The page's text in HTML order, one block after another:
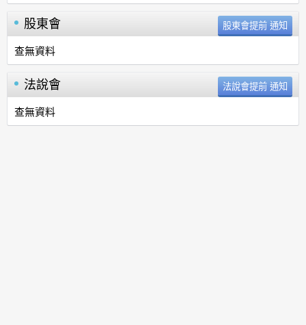
股東會
查無資料
法說會
查無資料